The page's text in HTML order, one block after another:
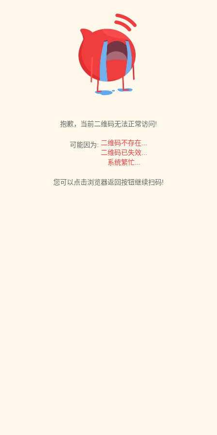
抱歉，当前二维码无法正常访问!
可能因为: 二维码不存在...
二维码已失效...
系统繁忙...
您可以点击浏览器返回按钮继续扫码!